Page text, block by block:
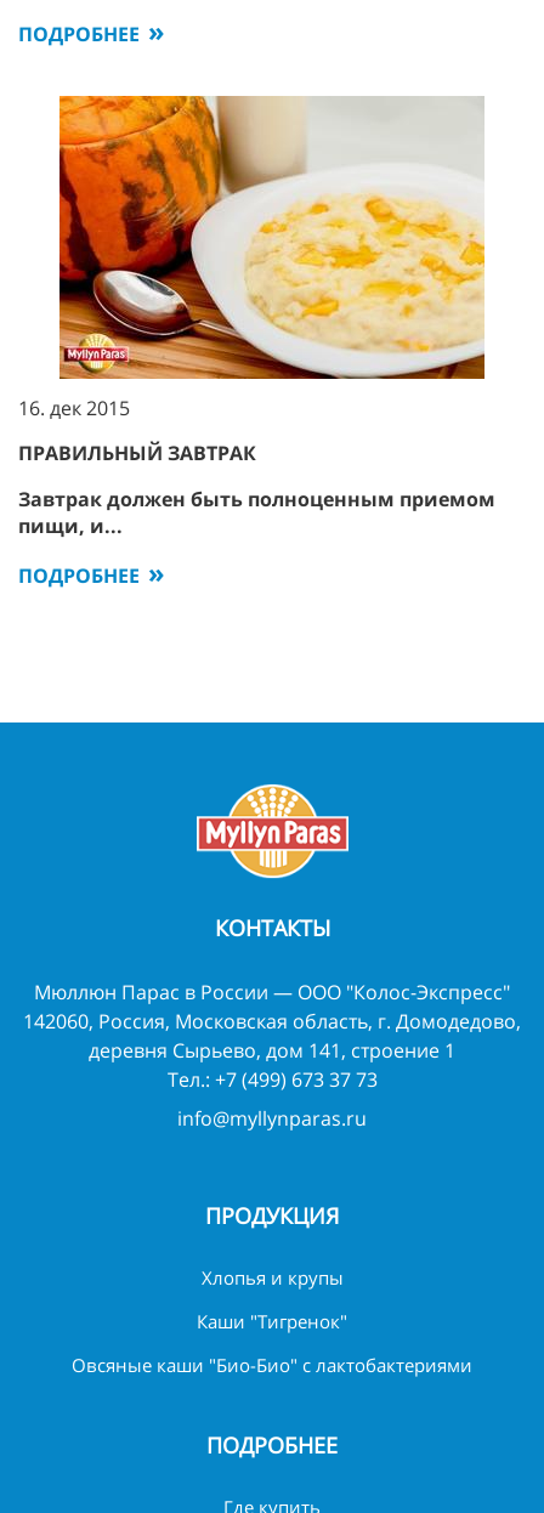
ПОДРОБНЕЕ
16. дек 2015
ПРАВИЛЬНЫЙ ЗАВТРАК
Завтрак должен быть полноценным приемом
пищи, и...
ПОДРОБНЕЕ
КОНТАКТЫ
Мюллюн Парас в России — ООО "Колос-Экспресс"
142060, Россия, Московская область, г. Домодедово,
деревня Сырьево, дом 141, строение 1
Тел.: +7 (499) 673 37 73
info@myllynparas.ru
ПРОДУКЦИЯ
Хлопья и крупы
Каши "Тигренок"
Овсяные каши "Био-Био" с лактобактериями
ПОДРОБНЕЕ
Где купить